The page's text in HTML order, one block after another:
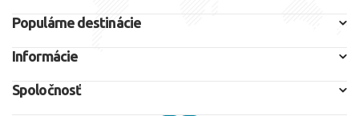
Populárne destinácie
Informácie
Spoločnosť